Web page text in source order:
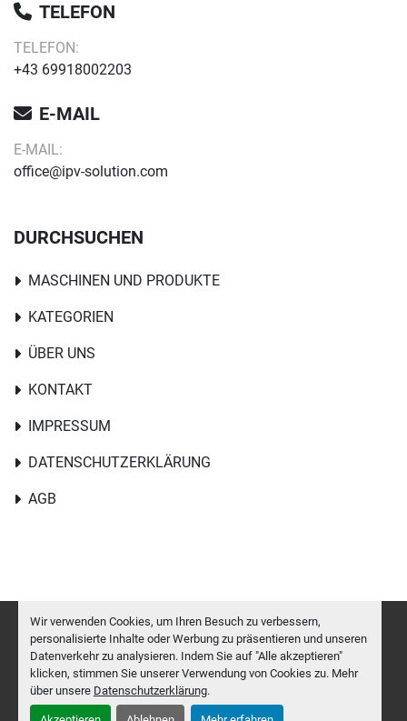
Wir verwenden Cookies, um Ihren Besuch zu verbessern,
personalisierte Inhalte oder Werbung zu präsentieren und unseren
Datenverkehr zu analysieren. Indem Sie auf "Alle akzeptieren"
klicken, stimmen Sie unserer Verwendung von Cookies zu. Mehr
über unsere Datenschutzerklärung.
TELEFON
TELEFON:
+43 69918002203
E-MAIL
E-MAIL:
office@ipv-solution.com
DURCHSUCHEN
MASCHINEN UND PRODUKTE
KATEGORIEN
ÜBER UNS
KONTAKT
IMPRESSUM
DATENSCHUTZERKLÄRUNG
AGB
Cookie-Einstellungen
Machinio System-Website von